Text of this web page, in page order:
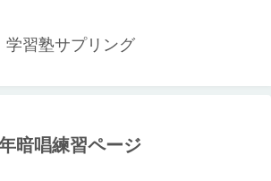
学習塾サプリング
暗唱練習ページ